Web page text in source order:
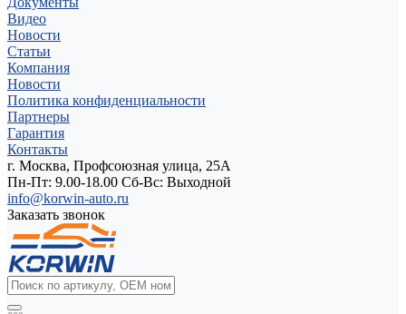
Видео
Новости
Статьи
Компания
Новости
Политика конфиденциальности
Партнеры
Гарантия
Контакты
г. Москва, Профсоюзная улица, 25А
Пн-Пт: 9.00-18.00 Cб-Вс: Выходной
info@korwin-auto.ru
Заказать звонок